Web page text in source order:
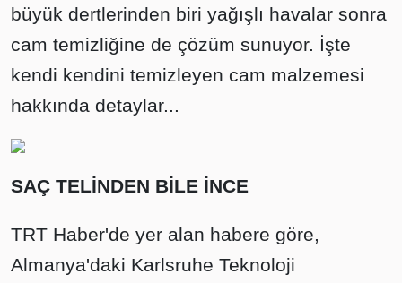
büyük dertlerinden biri yağışlı havalar sonra
cam temizliğine de çözüm sunuyor. İşte
kendi kendini temizleyen cam malzemesi
hakkında detaylar...
SAÇ TELİNDEN BİLE İNCE
TRT Haber'de yer alan habere göre,
Almanya'daki Karlsruhe Teknoloji